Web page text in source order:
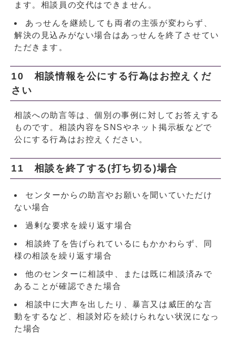
ます。相談員の交代はできません。
あっせんを継続しても両者の主張が変わらず、
解決の見込みがない場合はあっせんを終了させてい
ただきます。
10 相談情報を公にする行為はお控えくだ
さい
相談への助言等は、個別の事例に対してお答えする
ものです。相談内容をSNSやネット掲示板などで
公にする行為はお控えください。
11 相談を終了する(打ち切る)場合
センターからの助言やお願いを聞いていただけ
ない場合
過剰な要求を繰り返す場合
相談終了を告げられているにもかかわらず、同
様の相談を繰り返す場合
他のセンターに相談中、または既に相談済みで
あることが確認できた場合
相談中に大声を出したり、暴言又は威圧的な言
動をするなど、相談対応を続けられない状況になっ
た場合